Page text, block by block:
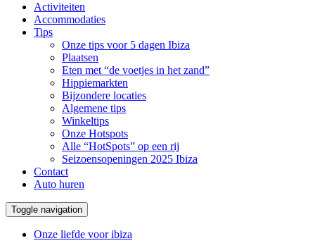
Activiteiten
Accommodaties
Tips
Onze tips voor 5 dagen Ibiza
Plaatsen
Eten met “de voetjes in het zand”
Hippiemarkten
Bijzondere locaties
Algemene tips
Winkeltips
Onze Hotspots
Alle “HotSpots” op een rij
Seizoensopeningen 2025 Ibiza
Contact
Auto huren
Toggle navigation
Onze liefde voor ibiza